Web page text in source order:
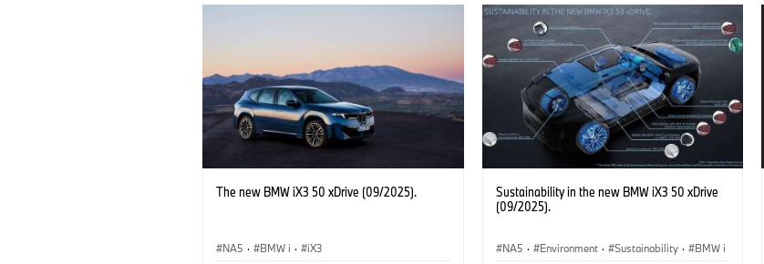
The new BMW iX3 50 xDrive (09/2025).
NA5 · BMW i · iX3
Sustainability in the new BMW iX3 50 xDrive
(09/2025).
NA5 · Environment · Sustainability ·
BMW i